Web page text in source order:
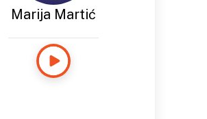
Marija Martić